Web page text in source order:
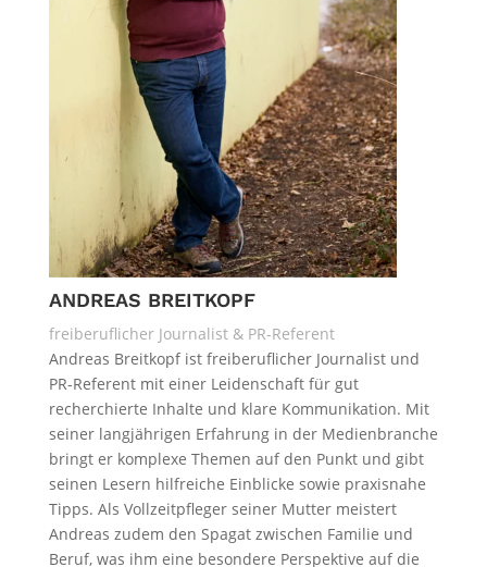
ANDREAS BREITKOPF
freiberuflicher Journalist & PR-Referent
Andreas Breitkopf ist freiberuflicher Journalist und
PR-Referent mit einer Leidenschaft für gut
recherchierte Inhalte und klare Kommunikation. Mit
seiner langjährigen Erfahrung in der Medienbranche
bringt er komplexe Themen auf den Punkt und gibt
seinen Lesern hilfreiche Einblicke sowie praxisnahe
Tipps. Als Vollzeitpfleger seiner Mutter meistert
Andreas zudem den Spagat zwischen Familie und
Beruf, was ihm eine besondere Perspektive auf die